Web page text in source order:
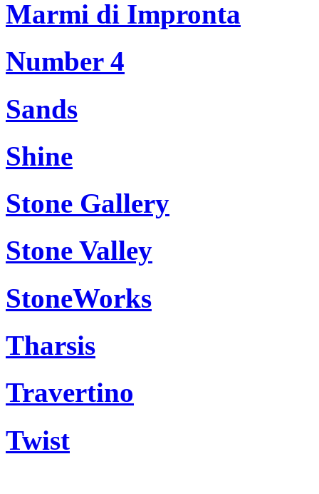
Marmi di Impronta
Number 4
Sands
Shine
Stone Gallery
Stone Valley
StoneWorks
Tharsis
Travertino
Twist